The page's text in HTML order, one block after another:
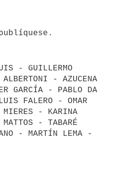
- AZUCENA
GARCÍA - PABLO DA
FALERO - OMAR
- KARINA
MATTOS - TABARÉ
- MARTÍN LEMA -